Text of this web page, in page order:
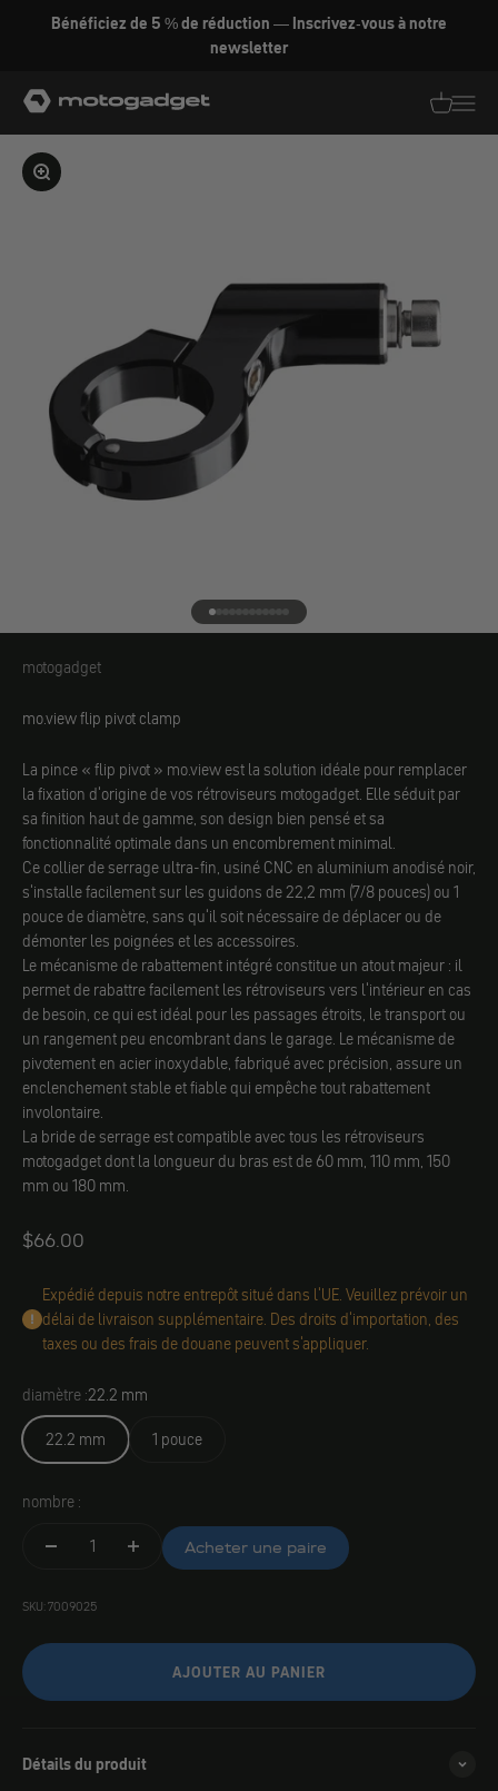
Aller au contenu
Bénéficiez de 5 % de réduction — Inscrivez-vous à notre
newsletter
motogadget GmbH
Agrandir l'image
Aller à l'élément 1
Aller à l'élément 2
Aller à l'élément 3
Aller à l'élément 4
Aller à l'élément 5
Aller à l'élément 6
Aller à l'élément 7
Aller à l'élément 8
Aller à l'élément 9
Aller à l'élément 10
Aller à l'élément 11
Aller à l'élément 12
motogadget
motogadget
mo.view flip pivot clamp
La pince « flip pivot » mo.view est la solution idéale pour remplacer
la fixation d'origine de vos rétroviseurs motogadget. Elle séduit par
sa finition haut de gamme, son design bien pensé et sa
fonctionnalité optimale dans un encombrement minimal.
Ce collier de serrage ultra-fin, usiné CNC en aluminium anodisé noir,
s'installe facilement sur les guidons de 22,2 mm (7/8 pouces) ou 1
pouce de diamètre, sans qu'il soit nécessaire de déplacer ou de
démonter les poignées et les accessoires.
Le mécanisme de rabattement intégré constitue un atout majeur : il
permet de rabattre facilement les rétroviseurs vers l'intérieur en cas
de besoin, ce qui est idéal pour les passages étroits, le transport ou
un rangement peu encombrant dans le garage. Le mécanisme de
pivotement en acier inoxydable, fabriqué avec précision, assure un
enclenchement stable et fiable qui empêche tout rabattement
involontaire.
La bride de serrage est compatible avec tous les rétroviseurs
motogadget dont la longueur du bras est de 60 mm, 110 mm, 150
mm ou 180 mm.
Angebot
$66.00
Expédié depuis notre entrepôt situé dans l'UE. Veuillez prévoir un
délai de livraison supplémentaire. Des droits d'importation, des
taxes ou des frais de douane peuvent s'appliquer.
diamètre :22.2 mm
22.2 mm
1 pouce
nombre :
Acheter une paire
SKU: 7009025
AJOUTER AU PANIER
Détails du produit